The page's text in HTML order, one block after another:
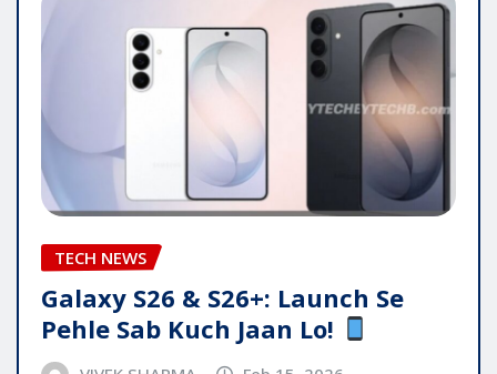
TECH NEWS
Galaxy S26 & S26+: Launch Se
Pehle Sab Kuch Jaan Lo!
VIVEK SHARMA Feb 15, 2026